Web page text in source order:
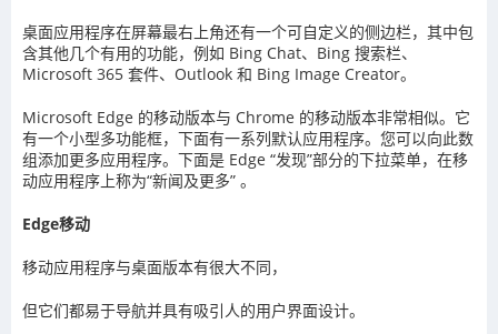
桌面应用程序在屏幕最右上角还有一个可自定义的侧边栏，其中包
含其他几个有用的功能，例如 Bing Chat、Bing 搜索栏、
Microsoft 365 套件、Outlook 和 Bing Image Creator。
Microsoft Edge 的移动版本与 Chrome 的移动版本非常相似。它
有一个小型多功能框，下面有一系列默认应用程序。您可以向此数
组添加更多应用程序。下面是 Edge “发现”部分的下拉菜单，在移
动应用程序上称为“新闻及更多” 。
Edge移动
移动应用程序与桌面版本有很大不同，
但它们都易于导航并具有吸引人的用户界面设计。